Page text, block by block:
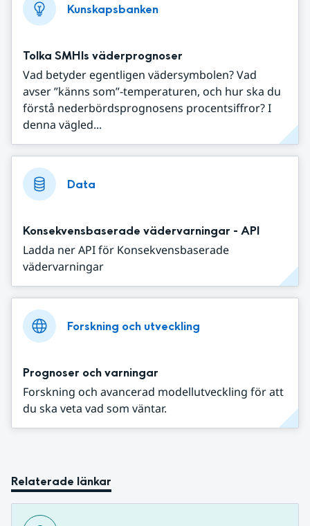
Kunskapsbanken
Tolka SMHIs väderprognoser
Vad betyder egentligen vädersymbolen? Vad
avser ”känns som”-temperaturen, och hur ska du
förstå nederbördsprognosens procentsiffror? I
denna vägled...
Data
Konsekvensbaserade vädervarningar - API
Ladda ner API för Konsekvensbaserade
vädervarningar
Forskning och utveckling
Prognoser och varningar
Forskning och avancerad modellutveckling för att
du ska veta vad som väntar.
Relaterade länkar